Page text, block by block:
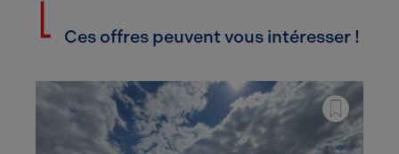
Ces offres peuvent vous intéresser !